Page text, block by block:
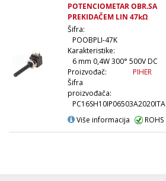
POTENCIOMETAR OBR.SA
PREKIDAČEM LIN 47kΩ
Šifra:
POOBPLI-47K
Karakteristike:
6 mm 0,4W 300° 500V DC
Proizvođač:
PIHER
Šifra
proizvođača:
PC16SH10IP06503A2020ITA
Više informacija
ROHS